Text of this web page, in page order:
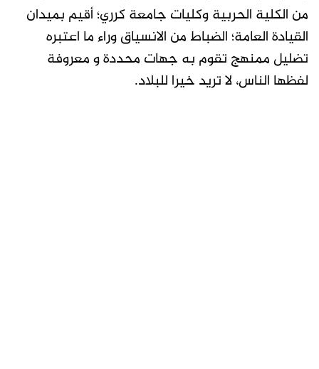
من الكلية الحربية وكليات جامعة كرري؛ أقيم بميدان
القيادة العامة؛ الضباط من الانسياق وراء ما اعتبره
تضليل ممنهج تقوم به جهات محددة و معروفة
لفظها الناس، لا تريد خيرا للبلاد.